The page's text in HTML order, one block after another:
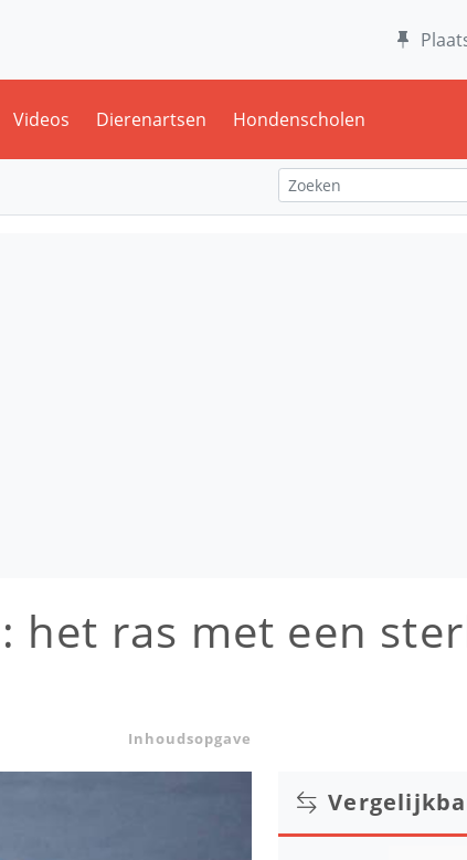
Videos Dierenartsen Hondenscholen
het ras met een
Inhoudsopgave